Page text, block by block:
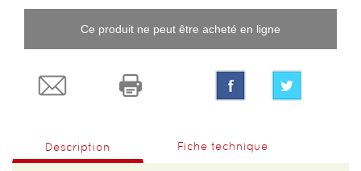
Ce produit ne peut être acheté en ligne
Description Fiche technique